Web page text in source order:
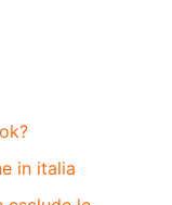
in italia